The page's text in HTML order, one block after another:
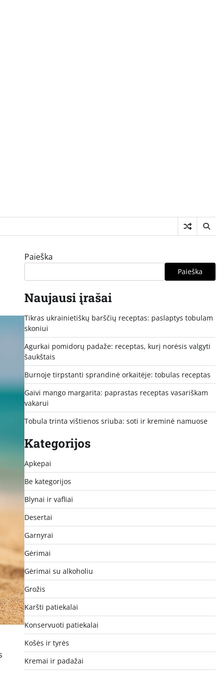
Paieška
Paieška
Naujausi įrašai
Tikras ukrainietiškų barščių receptas: paslaptys tobulam
skoniui
Agurkai pomidorų padaže: receptas, kurį norėsis valgyti
šaukštais
Burnoje tirpstanti sprandinė orkaitėje: tobulas receptas
Gaivi mango margarita: paprastas receptas vasariškam
vakarui
Tobula trinta vištienos sriuba: soti ir kreminė namuose
Kategorijos
Apkepai
Be kategorijos
Blynai ir vafliai
Desertai
Garnyrai
Gėrimai
Gėrimai su alkoholiu
Grožis
Karšti patiekalai
Konservuoti patiekalai
Košės ir tyrės
Kremai ir padažai